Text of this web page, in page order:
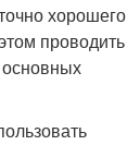
хорошего
проводить
основных